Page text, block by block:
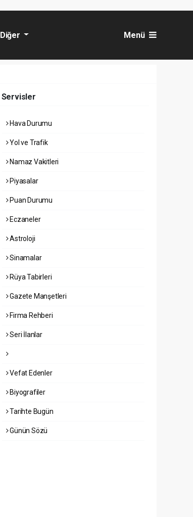
Diğer Menü
Servisler
Hava Durumu
Yol ve Trafik
Namaz Vakitleri
Piyasalar
Puan Durumu
Eczaneler
Astroloji
Sinamalar
Rüya Tabirleri
Gazete Manşetleri
Firma Rehberi
Seri İlanlar
Vefat Edenler
Biyografiler
Tarihte Bugün
Günün Sözü